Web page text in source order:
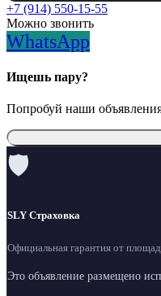
+7 (914) 550-15-55
Можно звонить
WhatsApp
Ищешь пару?
Попробуй наши
🛡
SLY Страховка
Официальная гарантия от
Это объявление размещено